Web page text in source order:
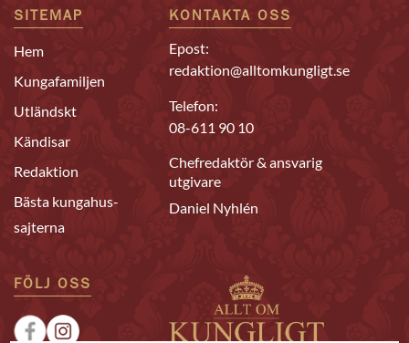
SITEMAP
Hem
Kungafamiljen
Utländskt
Kändisar
Redaktion
Bästa kungahus-
sajterna
KONTAKTA OSS
Epost:
redaktion@alltomkungligt.se
Telefon:
08-611 90 10
Chefredaktör & ansvarig
utgivare
Daniel Nyhlén
FÖLJ OSS